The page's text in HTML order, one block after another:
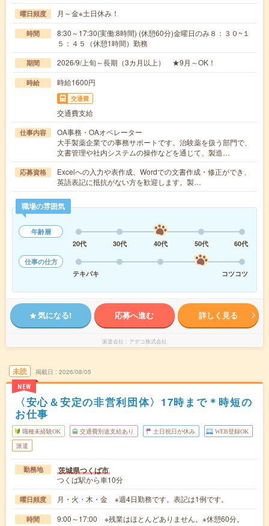
曜日頻度 月～金※土日休み！
時間
8:30～17:30(実働:8時間) (休憩60分)金曜日のみ８：３０~１
５：４５（休憩1時間）勤務
期間 2026/9/上旬～長期（3カ月以上） ★9月～OK！
時給 時給1600円
交通費
交通費支給
仕事内容
OA事務・OAオペレーター
大手製薬企業での事務サポートです。治験薬を扱う部門で、
文書管理や社内システムの操作などを通じて、製造…
応募資格
Excelへの入力や表作成、Wordでの文書作成・修正ができ、
英語表記に抵抗がない方を歓迎します。製…
職場の雰囲気
年齢層
20代
30代 40代 50代
60代
仕事の仕方
テキパキ
コツコツ
気になる! 応募へ進む 詳しく見る
派遣会社 アデコ株式会社
未読
NEW
掲載日 2026/08/05
〈安心＆安定の非営利団体〉17時まで＊時短の
お仕事
職種未経験OK 交通費別途支給あり 土日祝日が休み WEB登録OK
派遣
勤務地 茨城県つくば市
つくば駅から車10分
曜日頻度 月・火・木・金 ※週4日勤務です。表記は1例です。
時間 9:00～17:00 ※残業はほとんどありません。※休憩60分。